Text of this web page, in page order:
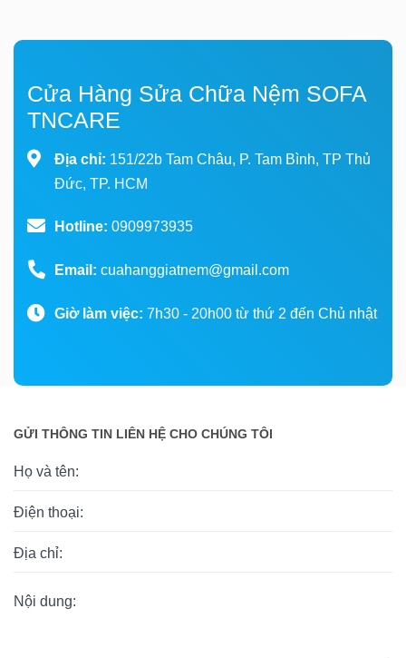
Cửa Hàng Sửa Chữa Nệm SOFA
TNCARE
Địa chỉ: 151/22b Tam Châu, P. Tam Bình, TP Thủ
Đức, TP. HCM
Hotline: 0909973935
Email: cuahanggiatnem@gmail.com
Giờ làm việc: 7h30 - 20h00 từ thứ 2 đến Chủ nhật
GỬI THÔNG TIN LIÊN HỆ CHO CHÚNG TÔI